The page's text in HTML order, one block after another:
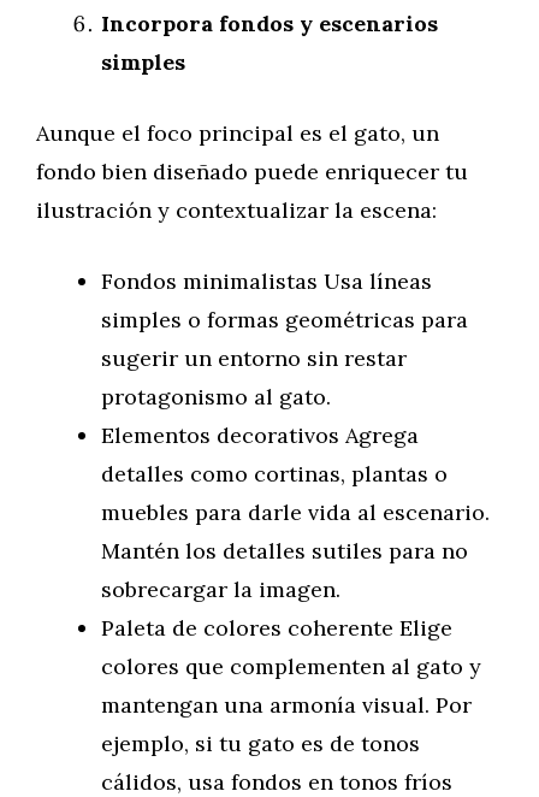
Incorpora fondos y escenarios
simples
Aunque el foco principal es el gato, un
fondo bien diseñado puede enriquecer tu
ilustración y contextualizar la escena:
Fondos minimalistas Usa líneas
simples o formas geométricas para
sugerir un entorno sin restar
protagonismo al gato.
Elementos decorativos Agrega
detalles como cortinas, plantas o
muebles para darle vida al escenario.
Mantén los detalles sutiles para no
sobrecargar la imagen.
Paleta de colores coherente Elige
colores que complementen al gato y
mantengan una armonía visual. Por
ejemplo, si tu gato es de tonos
cálidos, usa fondos en tonos fríos